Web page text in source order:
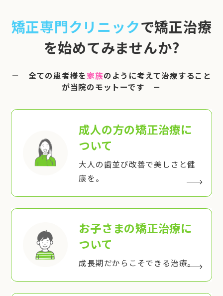
※日曜は不定期で診療してい
ます
矯正専門クリニックで矯正治療
を始めてみませんか?
－ 全ての患者様を家族のように考えて治療すること
が当院のモットーです －
成人の方の矯正治療に
ついて
大人の歯並び改善で美しさと健
康を。
お子さまの矯正治療に
ついて
成長期だからこそできる治療。